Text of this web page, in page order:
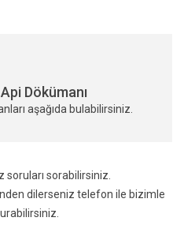
Dökümanı
aşağıda bulabilirsiniz.
sorabilirsiniz.
dilerseniz telefon ile bizimle